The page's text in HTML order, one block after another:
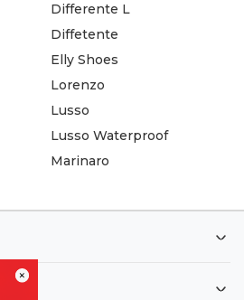
×
Differente L
Diffetente
Elly Shoes
Lorenzo
Lusso
Lusso Waterproof
Marinaro